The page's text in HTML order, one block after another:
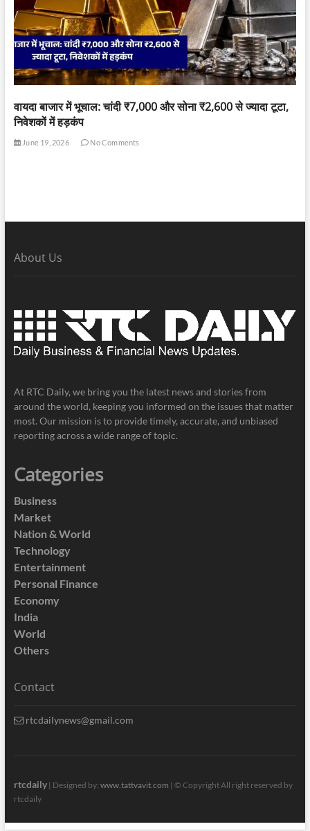
वायदा बाजार में भूचाल: चांदी ₹7,000 और सोना ₹2,600 से ज्यादा टूटा,
निवेशकों में हड़कंप
June 19, 2026 No Comments
About Us
At RTC Daily, we bring you the latest news and stories from
around the world, keeping you informed on the issues that matter
most. Our mission is to provide timely, accurate, and unbiased
reporting across a wide range of topic.
Categories
Business
Market
Nation & World
Technology
Entertainment
Personal Finance
Economy
India
World
Others
Contact
rtcdailynews@gmail.com
rtcdaily| Designed by: www.tattvavit.com | © Copyright All right reserved by
rtcdaily